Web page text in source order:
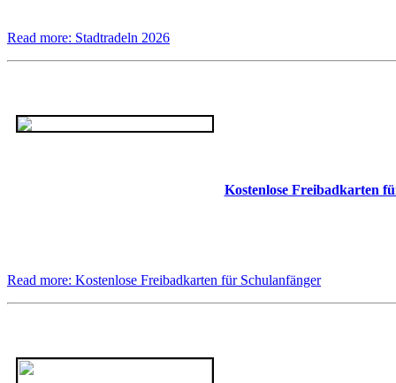
Read more: Stadtradeln 2026
Kostenlose Freibadkarten
Read more: Kostenlose Freibadkarten für Schulanfänger